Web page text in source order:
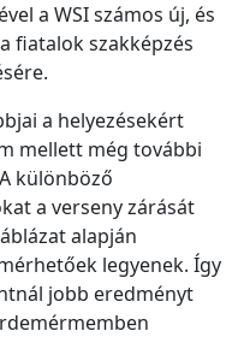
a WSI számos új, és
fiatalok szakképzés
a helyezésekért
mellett még további
különböző
a verseny zárását
alapján
legyenek. Így
jobb eredményt